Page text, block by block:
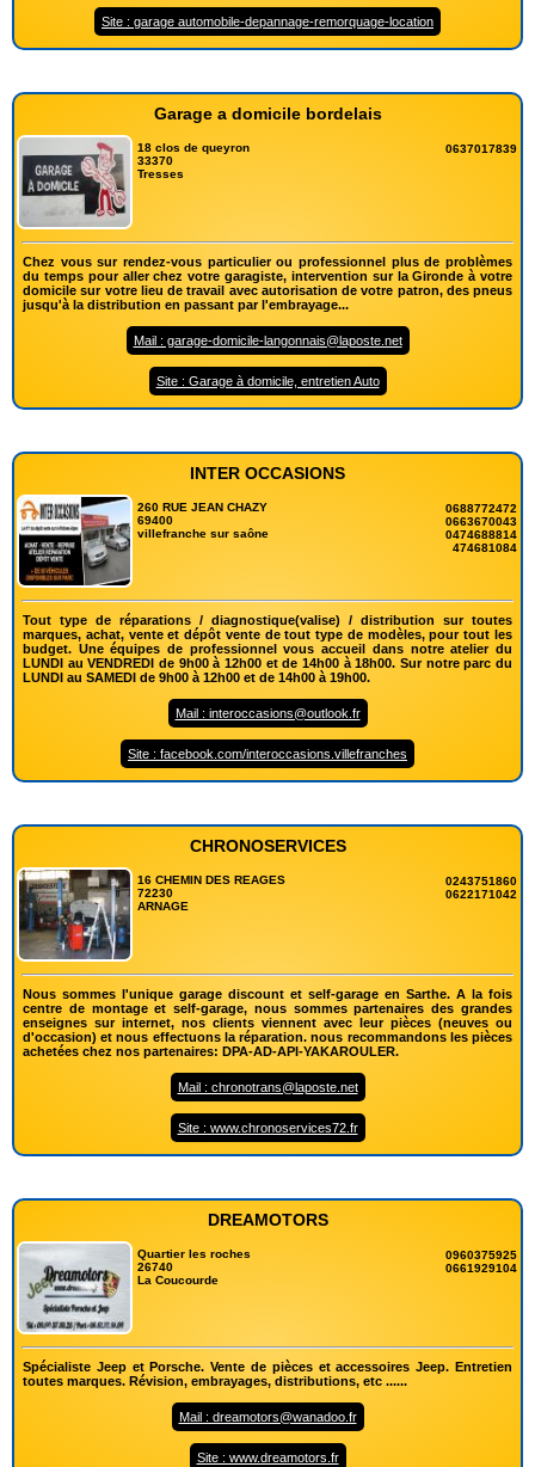
Site : garage automobile-depannage-remorquage-location
Garage a domicile bordelais
18 clos de queyron
33370
Tresses
0637017839
Chez vous sur rendez-vous particulier ou professionnel plus de problèmes
du temps pour aller chez votre garagiste, intervention sur la Gironde à votre
domicile sur votre lieu de travail avec autorisation de votre patron, des pneus
jusqu'à la distribution en passant par l'embrayage...
Mail : garage-domicile-langonnais@laposte.net
Site : Garage à domicile, entretien Auto
INTER OCCASIONS
260 RUE JEAN CHAZY
69400
villefranche sur saône
0688772472
0663670043
0474688814
474681084
Tout type de réparations / diagnostique(valise) / distribution sur toutes
marques, achat, vente et dépôt vente de tout type de modèles, pour tout les
budget. Une équipes de professionnel vous accueil dans notre atelier du
LUNDI au VENDREDI de 9h00 à 12h00 et de 14h00 à 18h00. Sur notre parc du
LUNDI au SAMEDI de 9h00 à 12h00 et de 14h00 à 19h00.
Mail : interoccasions@outlook.fr
Site : facebook.com/interoccasions.villefranches
CHRONOSERVICES
16 CHEMIN DES REAGES
72230
ARNAGE
0243751860
0622171042
Nous sommes l'unique garage discount et self-garage en Sarthe. A la fois
centre de montage et self-garage, nous sommes partenaires des grandes
enseignes sur internet, nos clients viennent avec leur pièces (neuves ou
d'occasion) et nous effectuons la réparation. nous recommandons les pièces
achetées chez nos partenaires: DPA-AD-API-YAKAROULER.
Mail : chronotrans@laposte.net
Site : www.chronoservices72.fr
DREAMOTORS
Quartier les roches
26740
La Coucourde
0960375925
0661929104
Spécialiste Jeep et Porsche. Vente de pièces et accessoires Jeep. Entretien
toutes marques. Révision, embrayages, distributions, etc ......
Mail : dreamotors@wanadoo.fr
Site : www.dreamotors.fr